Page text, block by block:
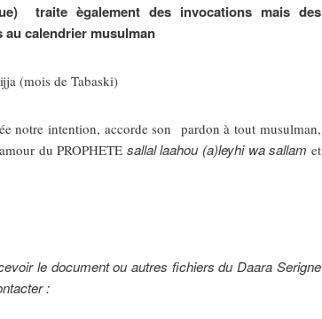
traite ègalement des invocations mais des
calendrier musulman
(mois de Tabaski)
notre intention, accorde son pardon à tout musulman,
du PROPHETE sallal laahou (a)leyhi wa sallam et
le document ou autres fichiers du Daara Serigne
: